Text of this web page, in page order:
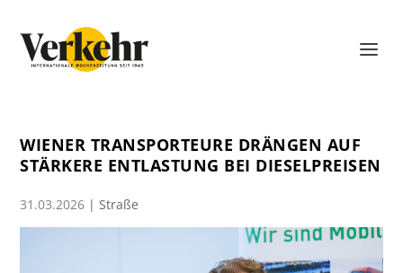
WIENER TRANSPORTEURE DRÄNGEN AUF
STÄRKERE ENTLASTUNG BEI DIESELPREISEN
31.03.2026 |Straße